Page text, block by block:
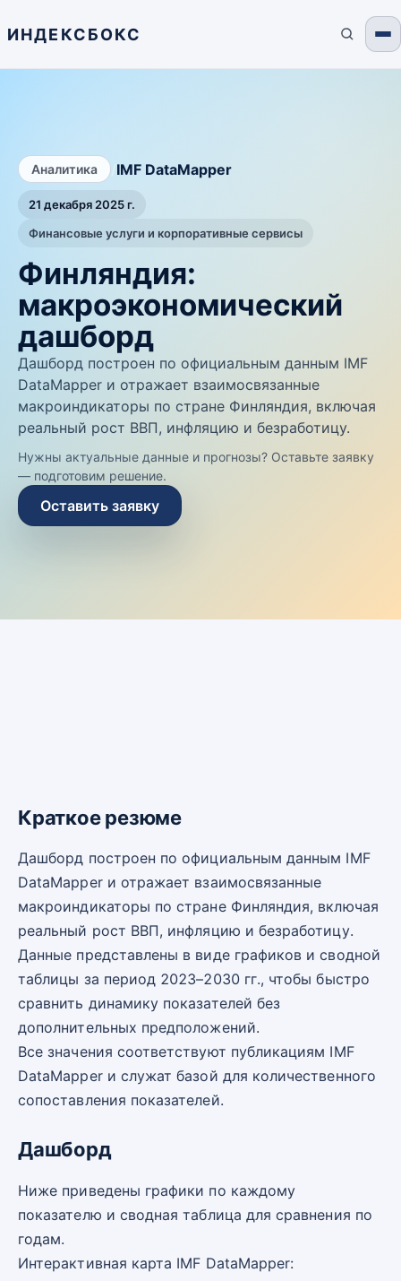
ИНДЕКСБОКС
Аналитика IMF DataMapper
21 декабря 2025 г.
Финансовые услуги и корпоративные сервисы
Финляндия:
макроэкономический
дашборд
Дашборд построен по официальным данным IMF
DataMapper и отражает взаимосвязанные
макроиндикаторы по стране Финляндия, включая
реальный рост ВВП, инфляцию и безработицу.
Нужны актуальные данные и прогнозы? Оставьте заявку
— подготовим решение.
Оставить заявку
Краткое резюме
Дашборд построен по официальным данным IMF
DataMapper и отражает взаимосвязанные
макроиндикаторы по стране Финляндия, включая
реальный рост ВВП, инфляцию и безработицу.
Данные представлены в виде графиков и сводной
таблицы за период 2023–2030 гг., чтобы быстро
сравнить динамику показателей без
дополнительных предположений.
Все значения соответствуют публикациям IMF
DataMapper и служат базой для количественного
сопоставления показателей.
Дашборд
Ниже приведены графики по каждому
показателю и сводная таблица для сравнения по
годам.
Интерактивная карта IMF DataMapper: